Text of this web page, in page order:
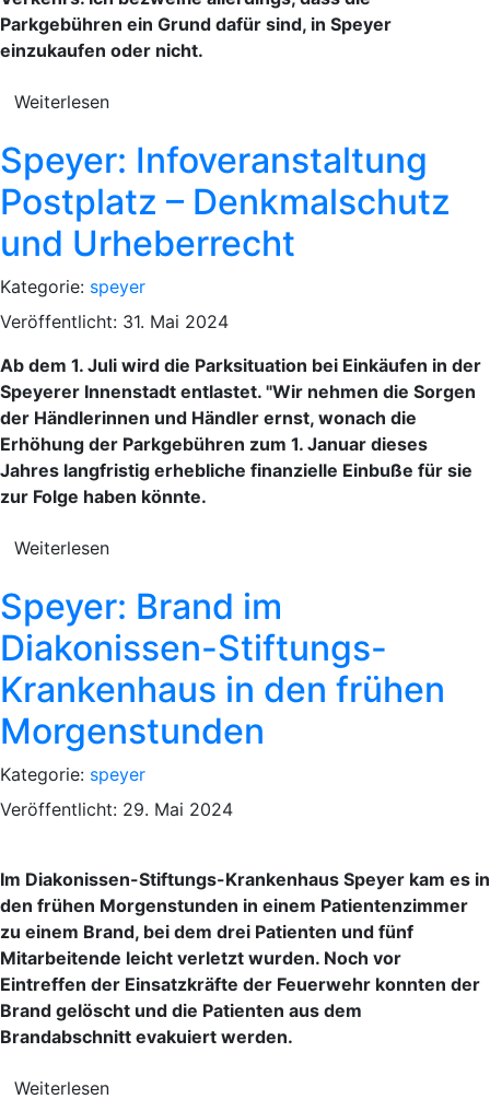
Parkgebühren ein Grund dafür sind, in Speyer
einzukaufen oder nicht.
Weiterlesen
Speyer: Infoveranstaltung
Postplatz – Denkmalschutz
und Urheberrecht
Kategorie: speyer
Veröffentlicht: 31. Mai 2024
Ab dem 1. Juli wird die Parksituation bei Einkäufen in der
Speyerer Innenstadt entlastet. "Wir nehmen die Sorgen
der Händlerinnen und Händler ernst, wonach die
Erhöhung der Parkgebühren zum 1. Januar dieses
Jahres langfristig erhebliche finanzielle Einbuße für sie
zur Folge haben könnte.
Weiterlesen
Speyer: Brand im
Diakonissen-Stiftungs-
Krankenhaus in den frühen
Morgenstunden
Kategorie: speyer
Veröffentlicht: 29. Mai 2024
Im Diakonissen-Stiftungs-Krankenhaus Speyer kam es in
den frühen Morgenstunden in einem Patientenzimmer
zu einem Brand, bei dem drei Patienten und fünf
Mitarbeitende leicht verletzt wurden. Noch vor
Eintreffen der Einsatzkräfte der Feuerwehr konnten der
Brand gelöscht und die Patienten aus dem
Brandabschnitt evakuiert werden.
Weiterlesen